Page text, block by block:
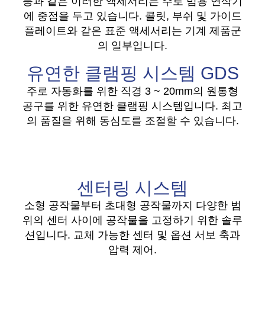
에 중점을 두고 있습니다. 콜릿, 부쉬 및 가이드
플레이트와 같은 표준 액세서리는 기계 제품군
의 일부입니다.
유연한 클램핑 시스템 GDS
주로 자동화를 위한 직경 3 ~ 20mm의 원통형
공구를 위한 유연한 클램핑 시스템입니다. 최고
의 품질을 위해 동심도를 조절할 수 있습니다.
센터링 시스템
소형 공작물부터 초대형 공작물까지 다양한 범
위의 센터 사이에 공작물을 고정하기 위한 솔루
션입니다. 교체 가능한 센터 및 옵션 서보 축과
압력 제어.